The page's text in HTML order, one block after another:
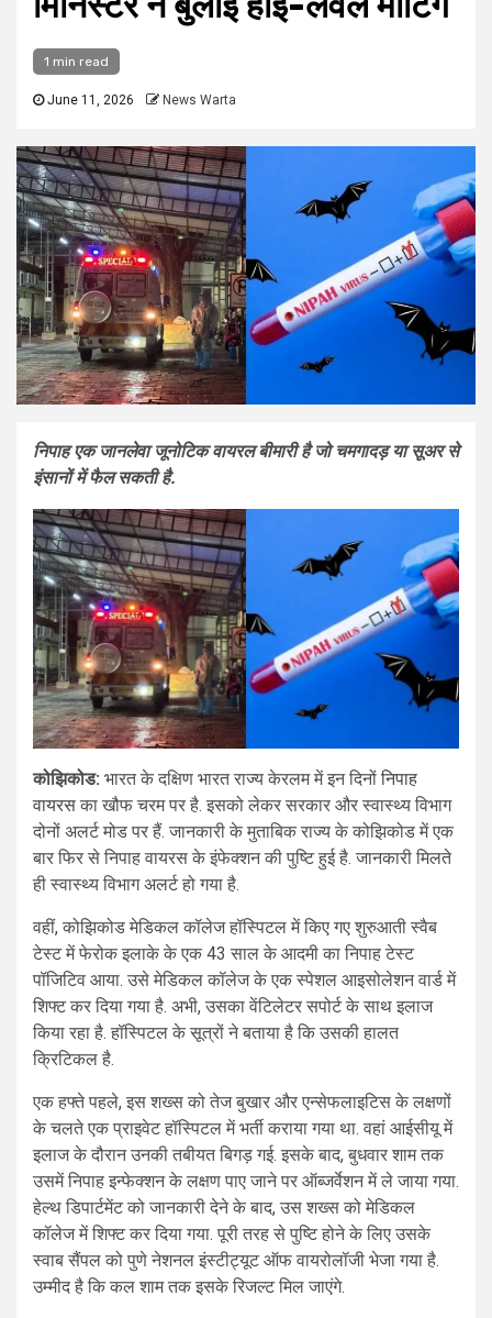
1 min read
June 11, 2026 News Warta
निपाह एक जानलेवा जूनोटिक वायरल बीमारी है जो चमगादड़ या सूअर से
इंसानों में फैल सकती है.
कोझिकोड: भारत के दक्षिण भारत राज्य केरलम में इन दिनोंनिपाह
वायरस का खौफ चरम पर है. इसको लेकर सरकार और स्वास्थ्य विभाग
दोनों अलर्ट मोड पर हैं. जानकारी के मुताबिक राज्य के कोझिकोड में एक
बार फिर से निपाह वायरस के इंफेक्शन की पुष्टि हुई है. जानकारी मिलते
ही स्वास्थ्य विभाग अलर्ट हो गया है.
वहीं, कोझिकोड मेडिकल कॉलेज हॉस्पिटल में किए गए शुरुआती स्वैब
टेस्ट में फेरोक इलाके के एक 43 साल के आदमी का निपाह टेस्ट
पॉजिटिव आया. उसे मेडिकल कॉलेज के एक स्पेशल आइसोलेशन वार्ड में
शिफ्ट कर दिया गया है. अभी, उसका वेंटिलेटर सपोर्ट के साथ इलाज
किया रहा है. हॉस्पिटल के सूत्रों ने बताया है कि उसकी हालत
क्रिटिकल है.
एक हफ्ते पहले, इस शख्स को तेज बुखार और एन्सेफलाइटिस के लक्षणों
के चलते एक प्राइवेट हॉस्पिटल में भर्ती कराया गया था. वहां आईसीयू में
इलाज के दौरान उनकी तबीयत बिगड़ गई. इसके बाद, बुधवार शाम तक
उसमें निपाह इन्फेक्शन के लक्षण पाए जाने पर ऑब्जर्वेशन में ले जाया गया.
हेल्थ डिपार्टमेंट को जानकारी देने के बाद, उस शख्स को मेडिकल
कॉलेज में शिफ्ट कर दिया गया. पूरी तरह से पुष्टि होने के लिए उसके
स्वाब सैंपल को पुणे नेशनल इंस्टीट्यूट ऑफ वायरोलॉजी भेजा गया है.
उम्मीद है कि कल शाम तक इसके रिजल्ट मिल जाएंगे.